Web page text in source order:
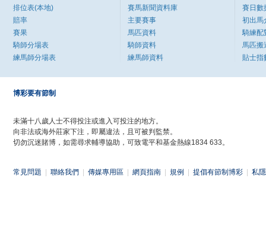
排位表(本地)
賠率
賽果
騎師分場表
練馬師分場表
賽馬新聞資料庫
主要賽事
馬匹資料
騎師資料
練馬師資料
賽日數
初出馬
騎練配
馬匹搬
貼士指
博彩要有節制
未滿十八歲人士不得投注或進入可投注的地方。
向非法或海外莊家下注，即屬違法，且可被判監禁。
切勿沉迷賭博，如需尋求輔導協助，可致電平和基金熱線1834 633。
常見問題 聯絡我們 傳媒專用區 網頁指南 規例 提倡有節制博彩 私